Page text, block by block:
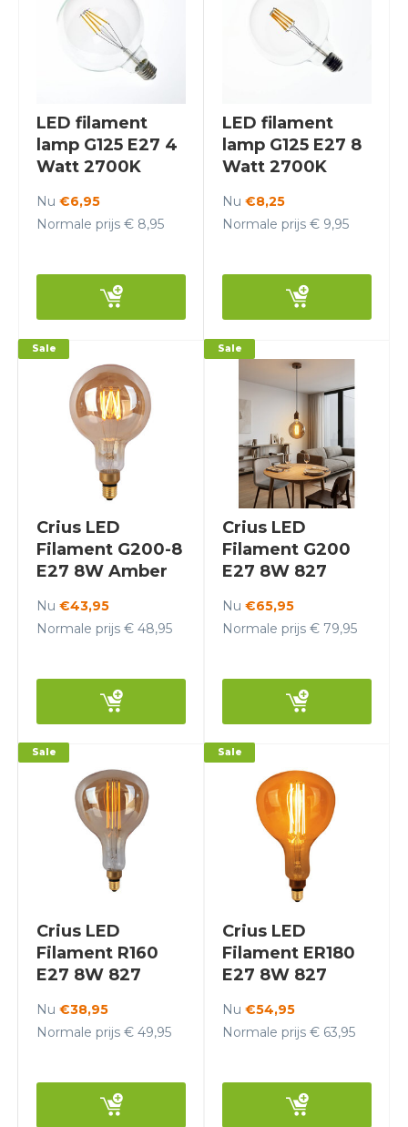
LED filament
lamp G125 E27 4
Watt 2700K
Nu €6,95
Normale prijs € 8,95
LED filament
lamp G125 E27 8
Watt 2700K
Nu €8,25
Normale prijs € 9,95
Crius LED
Filament G200-8
E27 8W Amber
Sale
Nu €43,95
Normale prijs € 48,95
Crius LED
Filament G200
E27 8W 827
Sale
Nu €65,95
Normale prijs € 79,95
Crius LED
Filament R160
E27 8W 827
Sale
Nu €38,95
Normale prijs € 49,95
Crius LED
Filament ER180
E27 8W 827
Sale
Nu €54,95
Normale prijs € 63,95